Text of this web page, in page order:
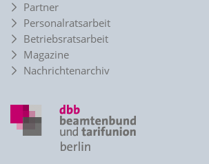
Partner
Personalratsarbeit
Betriebsratsarbeit
Magazine
Nachrichtenarchiv